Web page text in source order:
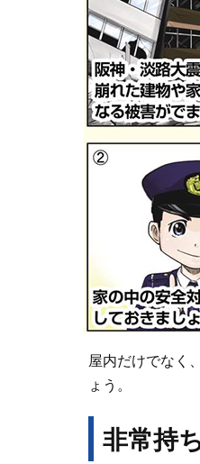
屋内だけでなく
ょう。
非常持